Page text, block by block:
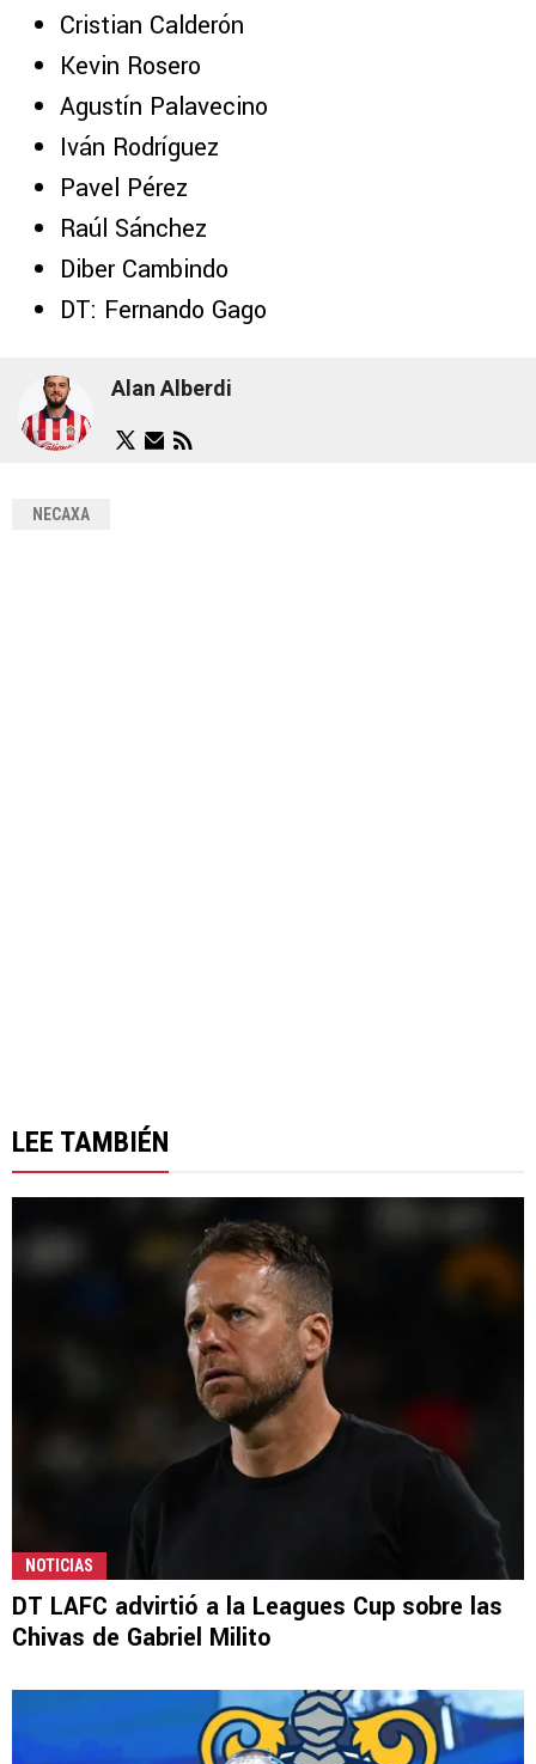
Cristian Calderón
Kevin Rosero
Agustín Palavecino
Iván Rodríguez
Pavel Pérez
Raúl Sánchez
Diber Cambindo
DT: Fernando Gago
Alan Alberdi
NECAXA
LEE TAMBIÉN
NOTICIAS
DT LAFC advirtió a la Leagues Cup sobre las
Chivas de Gabriel Milito